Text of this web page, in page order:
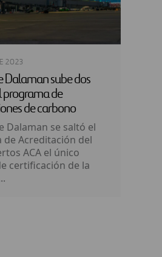
2023
Dalaman sube dos
programa de
de carbono
Dalaman se saltó el
Acreditación del
ACA el único
certificación de la